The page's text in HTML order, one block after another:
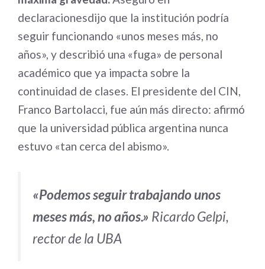
declaracionesdijo que la institución podría
seguir funcionando «unos meses más, no
años», y describió una «fuga» de personal
académico que ya impacta sobre la
continuidad de clases. El presidente del CIN,
Franco Bartolacci, fue aún más directo: afirmó
que la universidad pública argentina nunca
estuvo «tan cerca del abismo».
«Podemos seguir trabajando unos
meses más, no años.» Ricardo Gelpi,
rector de la UBA